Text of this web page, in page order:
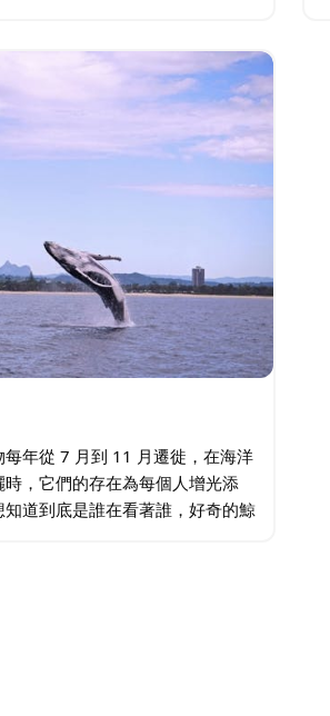
年從 7 月到 11 月遷徙，在海洋
，它們的存在為每個人增光添
道到底是誰在看著誰，好奇的鯨